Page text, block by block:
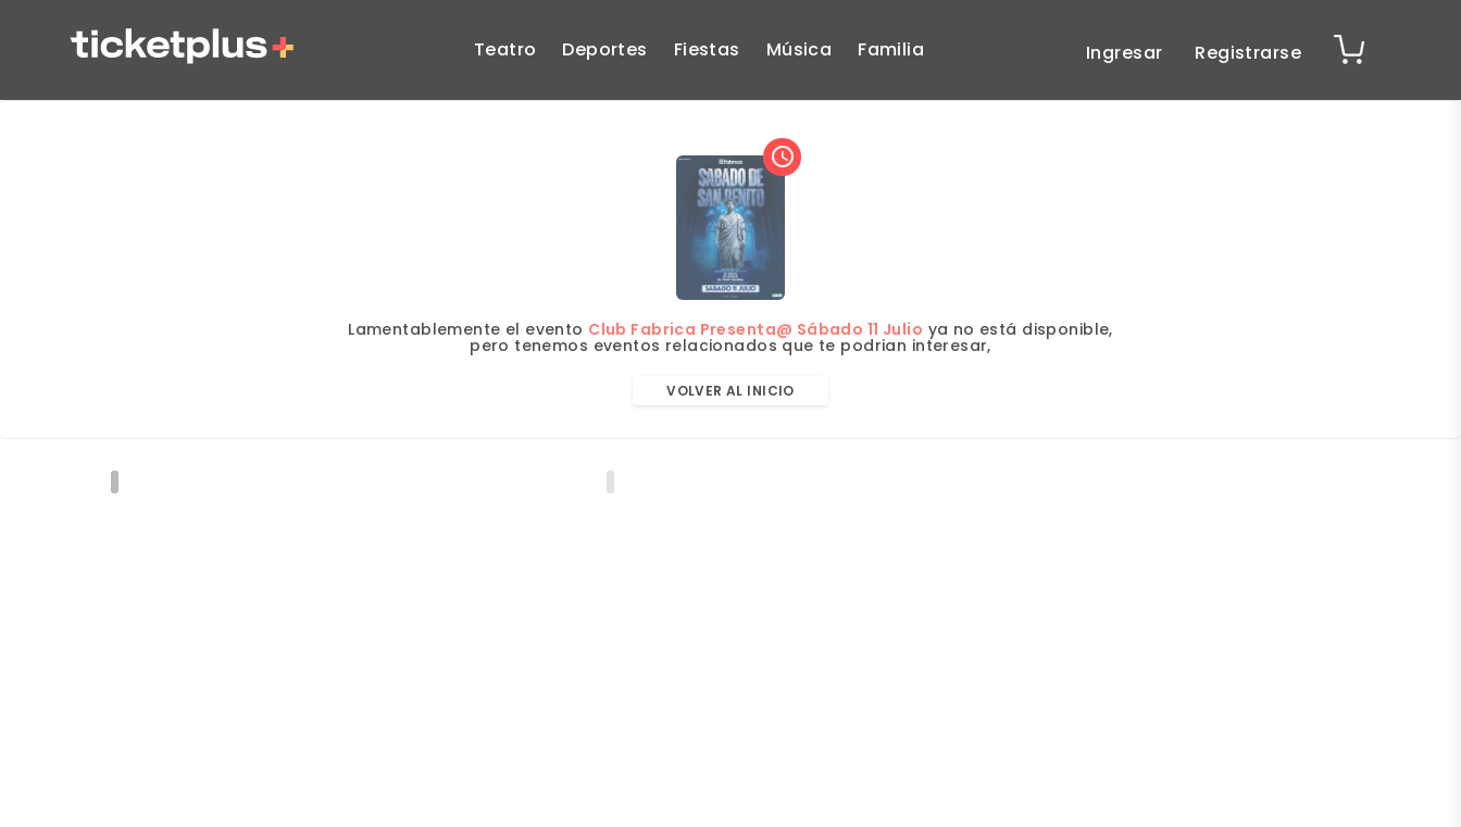
Teatro Deportes Fiestas Música Familia Ingresar Registrarse
access_time
Lamentablemente el evento Club Fabrica Presenta@ Sábado 11 Julio ya no está disponible,
pero tenemos eventos relacionados que te podrian interesar,
VOLVER AL INICIO